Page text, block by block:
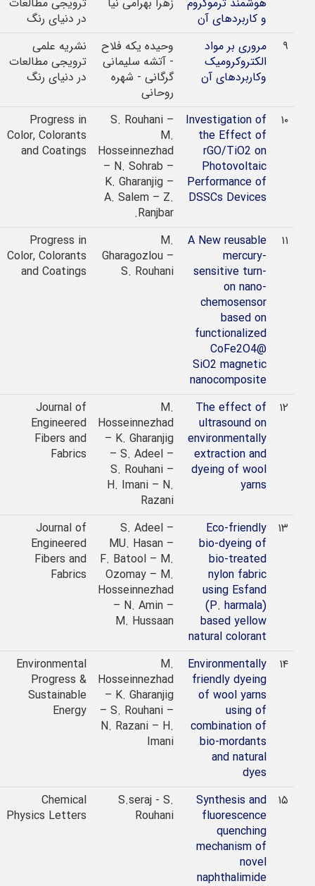
و کاربردهای آن
در دنیای رنگ
مروری بر مواد
الکتروکرومیک
وکاربردهای آن
وحیده یکه فلاح
- آتشه سلیمانی
گرگانی - شهره
نشریه علمی
ترویجی مطالعات
در دنیای رنگ
Investigation of
the Effect of
rGO/TiO2 on
Photovoltaic
Performance of
DSSCs Devices
S. Rouhani –
M.
Hosseinnezhad
– N. Sohrab –
K. Gharanjig –
A. Salem – Z.
Progress in
Color, Colorants
and Coatings
2022
A New reusable
mercury-
sensitive turn-
on nano-
chemosensor
based on
functionalized
CoFe2O4@
SiO2 magnetic
nanocomposite
M.
Gharagozlou –
S. Rouhani
Progress in
Color, Colorants
and Coatings
2022
The effect of
ultrasound on
environmentally
extraction and
dyeing of wool
M.
Hosseinnezhad
– K. Gharanjig
– S. Adeel –
S. Rouhani –
H. Imani – N.
Journal of
Engineered
Fibers and
Fabrics
Eco-friendly
bio-dyeing of
bio-treated
nylon fabric
using Esfand
(P. harmala)
based yellow
natural colorant
S. Adeel –
MU. Hasan –
F. Batool – M.
Ozomay – M.
Hosseinnezhad
– N. Amin –
M. Hussaan
Journal of
Engineered
Fibers and
Fabrics
Environmentally
friendly dyeing
of wool yarns
using of
combination of
bio-mordants
and natural
M.
Hosseinnezhad
– K. Gharanjig
– S. Rouhani –
N. Razani – H.
Imani
Environmental
Progress &
Sustainable
Energy
2022
Synthesis and
fluorescence
quenching
mechanism of
naphthalimide
S.seraj - S.
Rouhani
Chemical
Physics Letters